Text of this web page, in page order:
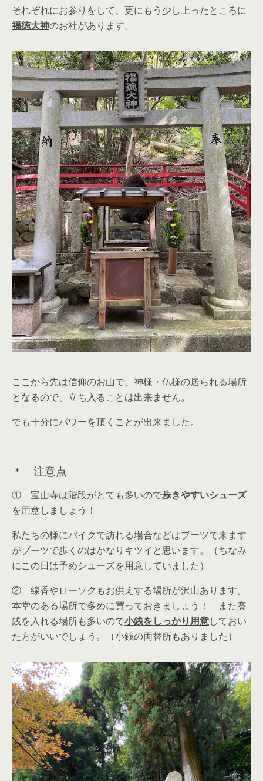
それぞれにお参りをして、更にもう少し上ったところに
福徳大神のお社があります。
ここから先は信仰のお山で、神様・仏様の居られる場所
となるので、立ち入ることは出来ません。
でも十分にパワーを頂くことが出来ました。
＊ 注意点
① 宝山寺は階段がとても多いので歩きやすいシューズ
を用意しましょう！
私たちの様にバイクで訪れる場合などはブーツで来ます
がブーツで歩くのはかなりキツイと思います。（ちなみ
にこの日は予めシューズを用意していました）
② 線香やローソクもお供えする場所が沢山あります。
本堂のある場所で多めに買っておきましょう！ また賽
銭を入れる場所も多いので小銭をしっかり用意しておい
た方がいいでしょう。（小銭の両替所もありました）